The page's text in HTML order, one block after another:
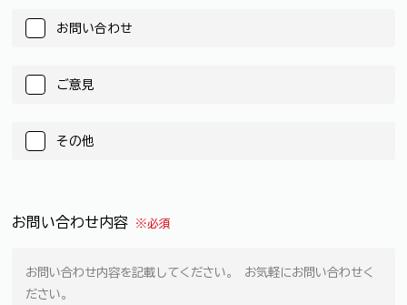
お問い合わせ
ご意見
その他
お問い合わせ内容 ※必須